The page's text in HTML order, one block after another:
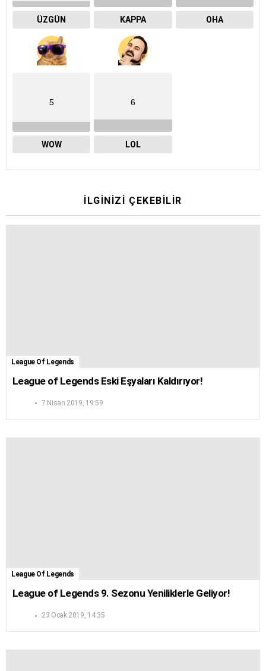
ÜZGÜN KAPPA OHA
5
WOW
6
LOL
İLGINIZI ÇEKEBILIR
League Of Legends
League of Legends Eski Eşyaları Kaldırıyor!
7 Nisan 2019, 19:59
League Of Legends
League of Legends 9. Sezonu Yeniliklerle Geliyor!
23 Ocak 2019, 14:35